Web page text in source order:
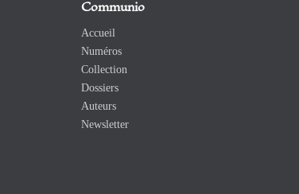
Communio
Accueil
Numéros
Collection
Dossiers
Auteurs
Newsletter